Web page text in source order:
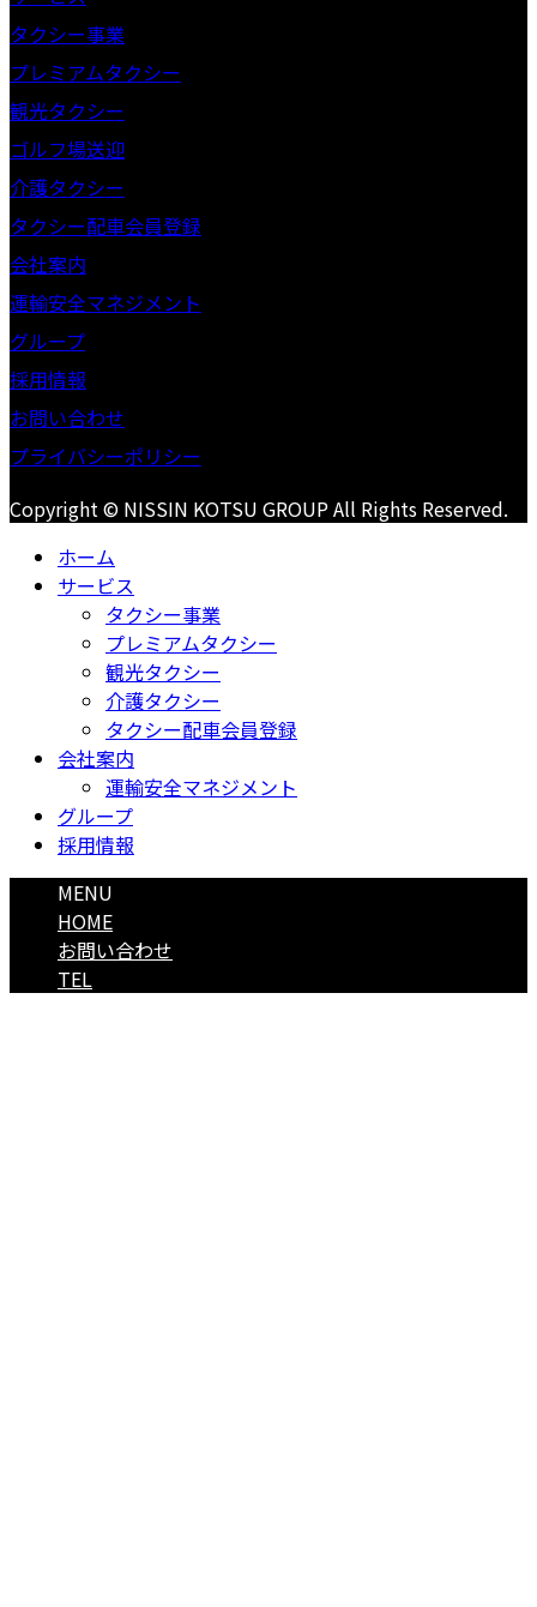
タクシー事業
プレミアムタクシー
観光タクシー
ゴルフ場送迎
介護タクシー
タクシー配車会員登録
会社案内
運輸安全マネジメント
グループ
採用情報
お問い合わせ
プライバシーポリシー
Copyright © NISSIN KOTSU GROUP All Rights Reserved.
ホーム
サービス
タクシー事業
プレミアムタクシー
観光タクシー
介護タクシー
タクシー配車会員登録
会社案内
運輸安全マネジメント
グループ
採用情報
MENU
HOME
お問い合わせ
TEL